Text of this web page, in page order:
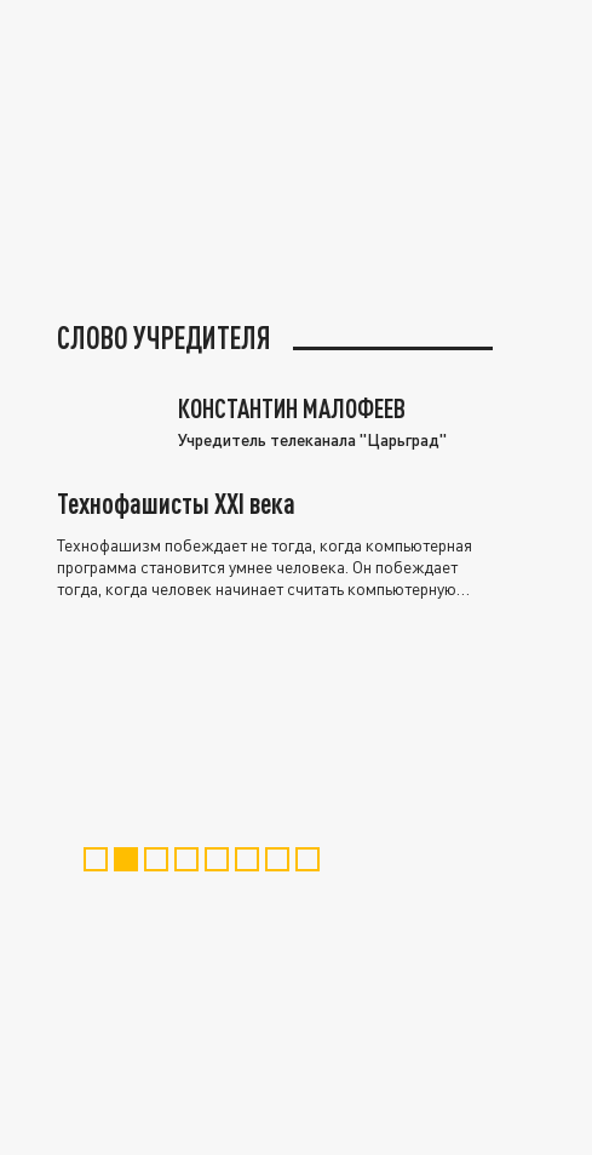
СЛОВО УЧРЕДИТЕЛЯ
КОНСТАНТИН МАЛОФЕЕВ
Учредитель телеканала "Царьград"
Технофашисты XXI века
Технофашизм побеждает не тогда, когда компьютерная
программа становится умнее человека. Он побеждает
тогда, когда человек начинает считать компьютерную